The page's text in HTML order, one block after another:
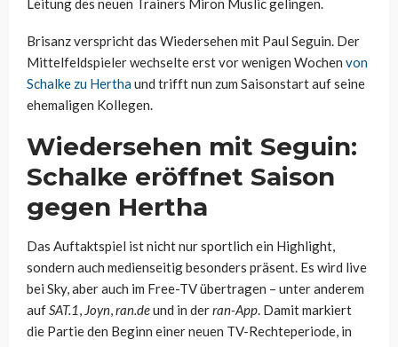
Leitung des neuen Trainers Miron Muslic gelingen.
Brisanz verspricht das Wiedersehen mit Paul Seguin. Der
Mittelfeldspieler wechselte erst vor wenigen Wochen von
Schalke zu Herthaund trifft nun zum Saisonstart auf seine
ehemaligen Kollegen.
Wiedersehen mit Seguin:
Schalke eröffnet Saison
gegen Hertha
Das Auftaktspiel ist nicht nur sportlich ein Highlight,
sondern auch medienseitig besonders präsent. Es wird live
bei Sky, aber auch im Free-TV übertragen – unter anderem
aufSAT.1, Joyn,ran.deund in derran-App. Damit markiert
die Partie den Beginn einer neuen TV-Rechteperiode, in